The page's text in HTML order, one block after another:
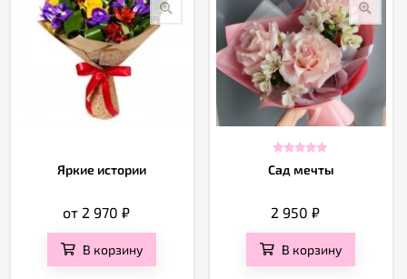
Яркие истории
от 2 970₽
В корзину
Сад мечты
2 950₽
В корзину